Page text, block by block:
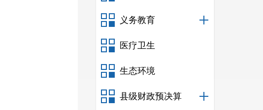
义务教育
医疗卫生
生态环境
县级财政预决算